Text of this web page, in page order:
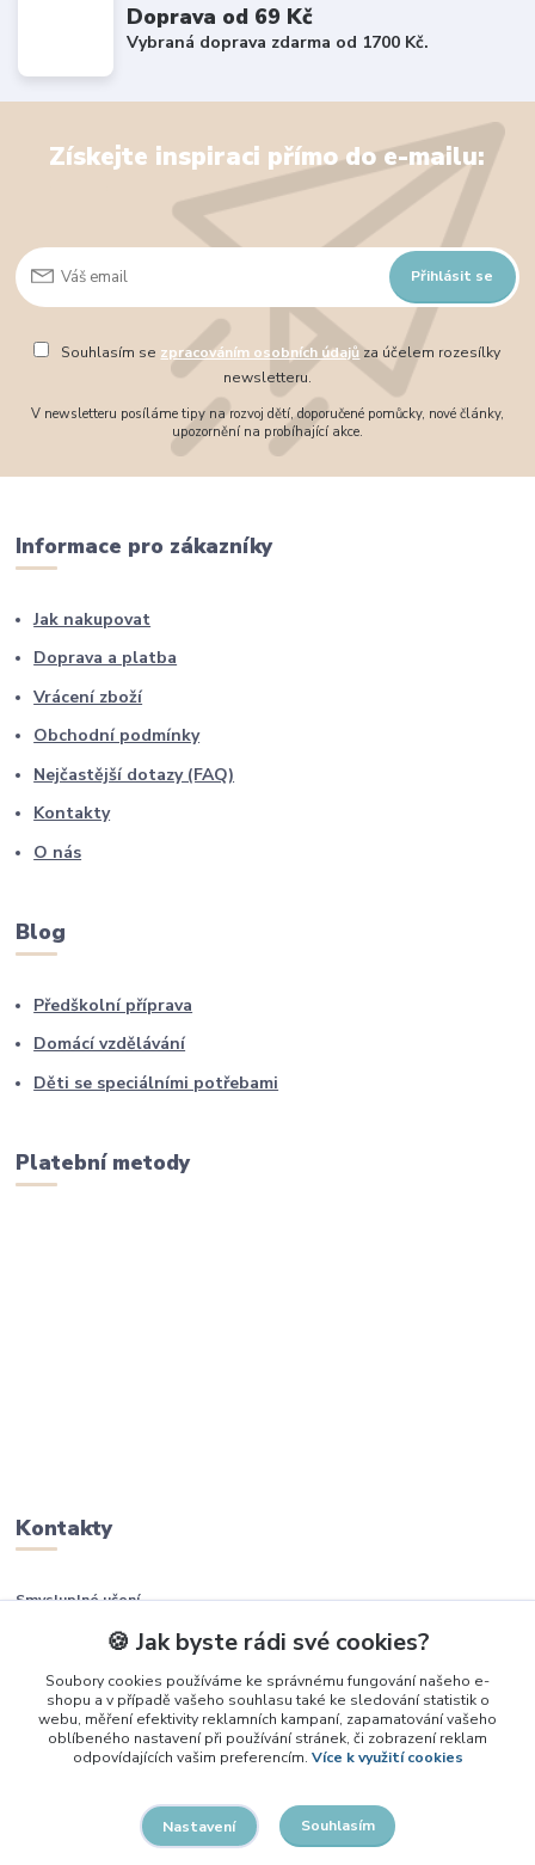
Doprava od 69 Kč
Vybraná doprava zdarma od 1700 Kč.
Získejte inspiraci přímo do e-mailu:
Přihlásit se
Souhlasím se zpracováním osobních údajůza účelem rozesílky
newsletteru.
V newsletteru posíláme tipy na rozvoj dětí, doporučené pomůcky, nové články,
upozornění na probíhající akce.
Informace pro zákazníky
Jak nakupovat
Doprava a platba
Vrácení zboží
Obchodní podmínky
Nejčastější dotazy (FAQ)
Kontakty
O nás
Blog
Předškolní příprava
Domácí vzdělávání
Děti se speciálními potřebami
Platební metody
Kontakty
Smysluplné učení
+420 737 937 936
info@smysluplneuceni.cz
🍪 Jak byste rádi své cookies?
Soubory cookies používáme ke správnému fungování našeho e-
shopu a v případě vašeho souhlasu také ke sledování statistik o
webu, měření efektivity reklamních kampaní, zapamatování vašeho
oblíbeného nastavení při používání stránek, či zobrazení reklam
odpovídajících vašim preferencím. Více k využití cookies
Nastavení Souhlasím